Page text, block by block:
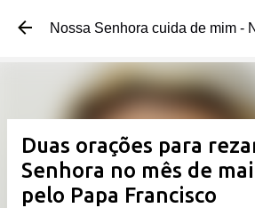
Pular para o conteúdo
Nossa Senhora cuida de mim -
Duas orações para
Senhora no mês de
pelo Papa Francisco